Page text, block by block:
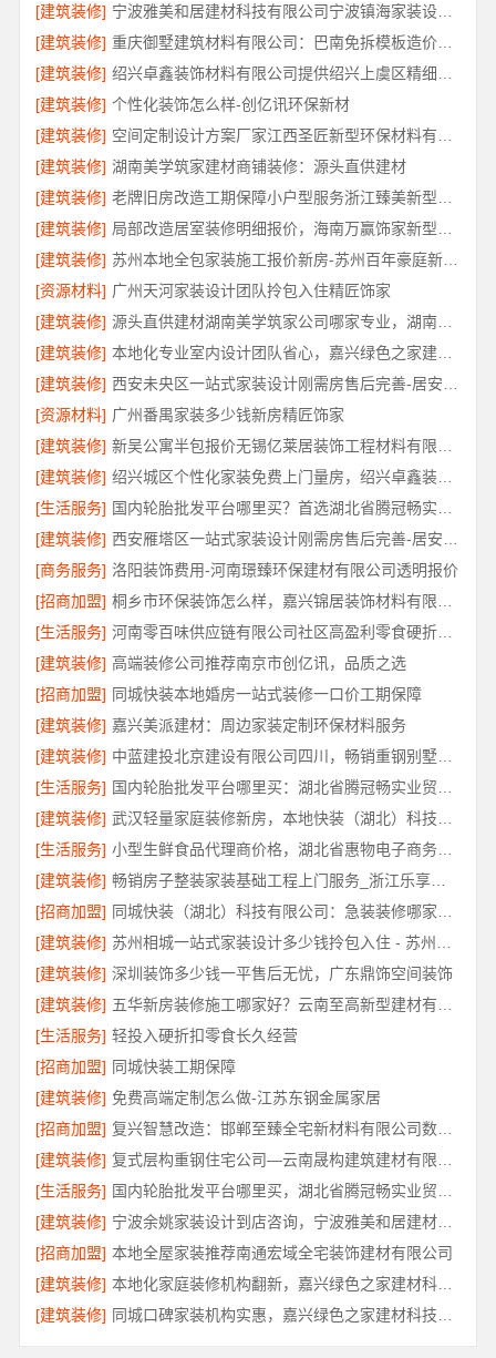
[建筑装修]
宁波雅美和居建材科技有限公司宁波镇海家装设计合作联系方式
[建筑装修]
重庆御墅建筑材料有限公司：巴南免拆模板造价预算抗震防风
[建筑装修]
[建筑装修] 个性化装饰怎么样-创亿讯环保新材
[建筑装修]
[建筑装修] 湖南美学筑家建材商铺装修：源头直供建材
[建筑装修]
[建筑装修]
[建筑装修]
苏州本地全包家装施工报价新房-苏州百年豪庭新材料有限公司
[资源材料] 广州天河家装设计团队拎包入住精匠饰家
[建筑装修]
源头直供建材湖南美学筑家公司哪家专业，湖南美学筑家建材口碑推荐
[建筑装修]
本地化专业室内设计团队省心，嘉兴绿色之家建材科技有限公司
[建筑装修]
[资源材料] 广州番禺家装多少钱新房精匠饰家
[建筑装修]
[建筑装修]
绍兴城区个性化家装免费上门量房，绍兴卓鑫装饰材料有限公司
[生活服务]
[建筑装修]
[商务服务] 洛阳装饰费用-河南璟臻环保建材有限公司透明报价
[招商加盟]
[生活服务]
河南零百味供应链有限公司社区高盈利零食硬折扣全域盈利
[建筑装修] 高端装修公司推荐南京市创亿讯，品质之选
[招商加盟] 同城快装本地婚房一站式装修一口价工期保障
[建筑装修] 嘉兴美派建材：周边家装定制环保材料服务
[建筑装修]
中蓝建投北京建设有限公司四川，畅销重钢别墅局部改造专家
[生活服务]
[建筑装修]
[生活服务]
小型生鲜食品代理商价格，湖北省惠物电子商务有限公司入驻
[建筑装修]
畅销房子整装家装基础工程上门服务_浙江乐享新材料有限公司
[招商加盟]
[建筑装修]
[建筑装修] 深圳装饰多少钱一平售后无忧，广东鼎饰空间装饰
[建筑装修]
[生活服务] 轻投入硬折扣零食长久经营
[招商加盟] 同城快装工期保障
[建筑装修] 免费高端定制怎么做-江苏东钢金属家居
[招商加盟]
复兴智慧改造：邯郸至臻全宅新材料有限公司数字化设计
[建筑装修]
[生活服务]
[建筑装修]
宁波余姚家装设计到店咨询，宁波雅美和居建材科技有限公司
[招商加盟] 本地全屋家装推荐南通宏域全宅装饰建材有限公司
[建筑装修]
本地化家庭装修机构翻新，嘉兴绿色之家建材科技有限公司
[建筑装修]